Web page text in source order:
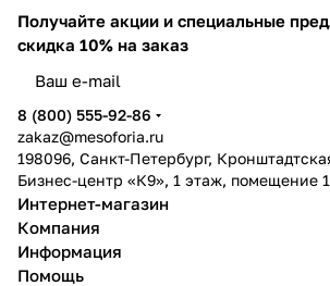
Получайте акции и специальные
скидка 10% на заказ
8 (800) 555-92-86
zakaz@mesoforia.ru
198096, Санкт-Петербург,
Бизнес-центр «К9», 1 этаж, помещение
Интернет-магазин
Компания
Информация
Помощь